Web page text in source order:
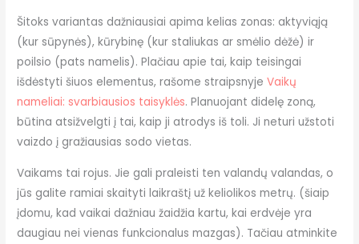
Šitoks variantas dažniausiai apima kelias zonas: aktyviąją
(kur sūpynės), kūrybinę (kur staliukas ar smėlio dėžė) ir
poilsio (pats namelis). Plačiau apie tai, kaip teisingai
išdėstyti šiuos elementus, rašome straipsnyjeVaikų
nameliai: svarbiausios taisyklės. Planuojant didelę zoną,
būtina atsižvelgti į tai, kaip ji atrodys iš toli. Ji neturi užstoti
vaizdo į gražiausias sodo vietas.
Vaikams tai rojus. Jie gali praleisti ten valandų valandas, o
jūs galite ramiai skaityti laikraštį už keliolikos metrų. (šiaip
įdomu, kad vaikai dažniau žaidžia kartu, kai erdvėje yra
daugiau nei vienas funkcionalus mazgas). Tačiau atminkite